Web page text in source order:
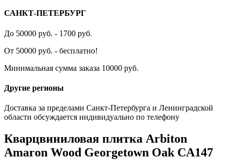
САНКТ-ПЕТЕРБУРГ
До 50000 руб. - 1700 руб.
От 50000 руб. - бесплатно!
Минимальная сумма заказа 10000 руб.
Другие регионы
Доставка за пределами Санкт-Петербурга и Ленинградской
области обсуждается индивидуально по телефону
Кварцвиниловая плитка Arbiton
Amaron Wood Georgetown Oak CA147